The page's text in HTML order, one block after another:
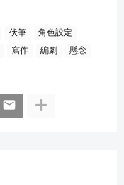
伏筆
角色設定
寫作 編劇
懸念